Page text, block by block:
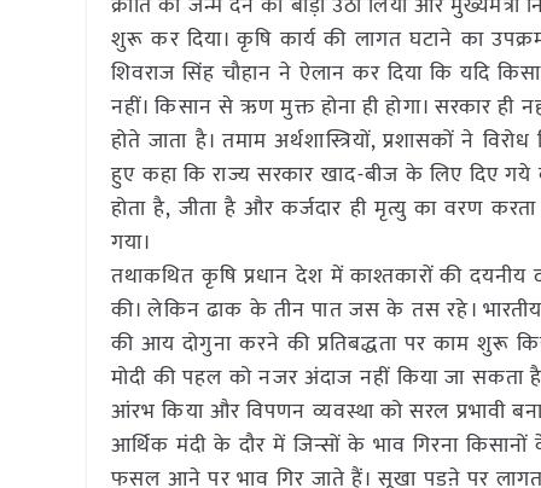
शुरू कर दिया। कृषि कार्य की लागत घटाने का
शिवराज सिंह चौहान ने ऐलान कर दिया कि यदि
नहीं। किसान से ऋण मुक्त होना ही होगा। सरकार
होते जाता है। तमाम अर्थशास्त्रियों, प्रशासकों ने
हुए कहा कि राज्य सरकार खाद-बीज के लिए दिए गये
होता है, जीता है और कर्जदार ही मृत्यु का वरण
गया।
तथाकथित कृषि प्रधान देश में काश्तकारों की दयनीय
की। लेकिन ढाक के तीन पात जस के तस रहे। भारतीय
की आय दोगुना करने की प्रतिबद्धता पर काम शुरू
मोदी की पहल को नजर अंदाज नहीं किया जा सकता
आंरभ किया और विपणन व्यवस्था को सरल प्रभावी
आर्थिक मंदी के दौर में जिन्सों के भाव गिरना
फसल आने पर भाव गिर जाते हैं। सूखा पडऩे पर लागत